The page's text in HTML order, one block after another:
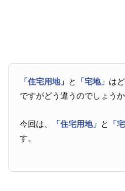
「住宅用地」 と 「宅地」 は
ですがどう違うのでしょうか
今回は、 「住宅用地」 と 「
す。